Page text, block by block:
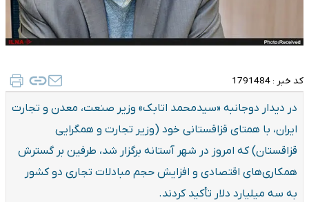
کد خبر : 1791484
در دیدار دوجانبه «سیدمحمد اتابک» وزیر صنعت، معدن و تجارت
ایران، با همتای قزاقستانی خود (وزیر تجارت و همگرایی
قزاقستان) که امروز در شهر آستانه برگزار شد، طرفین بر گسترش
همکاری‌های اقتصادی و افزایش حجم مبادلات تجاری دو کشور
به سه میلیارد دلار تأکید کردند.